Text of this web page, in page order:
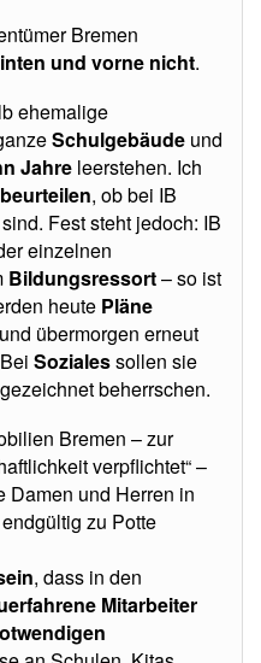
Bremen
und vorne nicht.
ehemalige
Schulgebäude und
Jahre leerstehen. Ich
beurteilen, ob bei IB
Fest steht jedoch: IB
einzelnen
Bildungsressort– so ist
heute Pläne
und übermorgen erneut
Sozialessollen sie
beherrschen.
Bremen – zur
verpflichtet“ –
Damen und Herren in
zu Potte
, dass in den
Mitarbeiter